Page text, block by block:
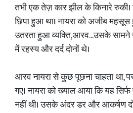
तभी एक तेज़ कार झील के किनारे रुकी।
छिपा हुआ था। नायरा को अजीब
उतरता हुआ व्यक्ति,आरव...उसके
में रहस्य और दर्द दोनों थे।
आरव नायरा से कुछ पूछना चाहता था,
गए। नायरा को ख्याल आया कि यह
नहीं थी। उसके अंदर डर और आकर्षण